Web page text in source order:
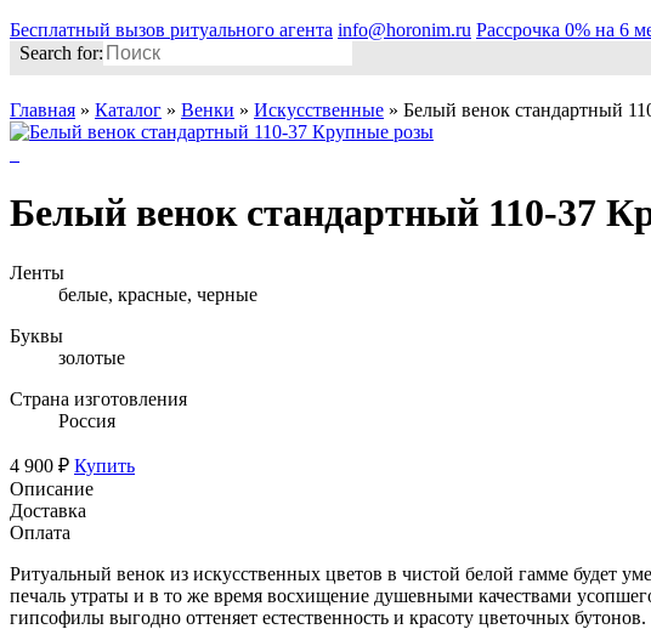
Бесплатный вызов ритуального агента info@horonim.ru Рассрочка 0% на 6
Search for:
Главная » Каталог » Венки » Искусственные » Белый венок стандартный
Белый венок стандартный 110-37
Ленты
белые, красные, черные
Буквы
золотые
Страна изготовления
Россия
4 900 ₽ Купить
Описание
Доставка
Оплата
Ритуальный венок из искусственных цветов в чистой белой гамме
печаль утраты и в то же время восхищение душевными качествами
гипсофилы выгодно оттеняет естественность и красоту цветочных бутонов.